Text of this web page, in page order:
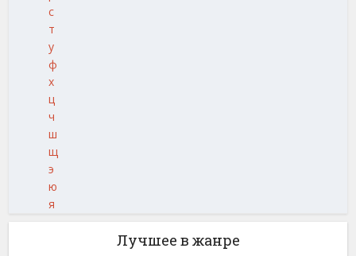
с
т
у
ф
х
ц
ч
ш
щ
э
ю
я
Лучшее в жанре